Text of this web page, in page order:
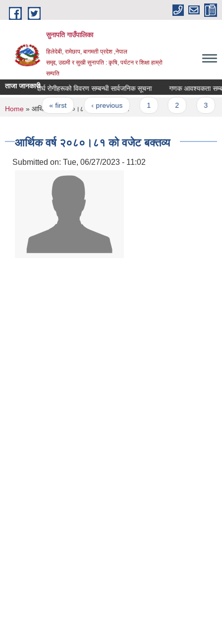
Skip to main content
सुनापति गाउँपालिका
हिलेदेबी, रामेछाप, बागमती प्रदेश ,नेपाल
समृद्द, उद्यमी र सुखी सुनापति : कृषि, पर्यटन र शिक्षा हाम्रो
सम्पति
ताजा जानकारीदीर्घ रोगीहरूको विवरण सम्बन्धी सार्वजनिक सूचना गणक आवश्यकता
Pages
« first ‹ previous
You are here
Home » आर्थिक वर्ष २०८०।८१ को वजेट बक्तव्य
आर्थिक वर्ष २०८०।८१ को वजेट बक्तव्य
Submitted on: Tue, 06/27/2023 - 11:02